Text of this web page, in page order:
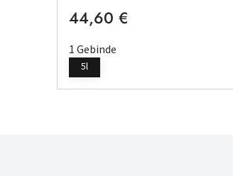
Regulärer Preis:
44,60 €
1 Gebinde
5l